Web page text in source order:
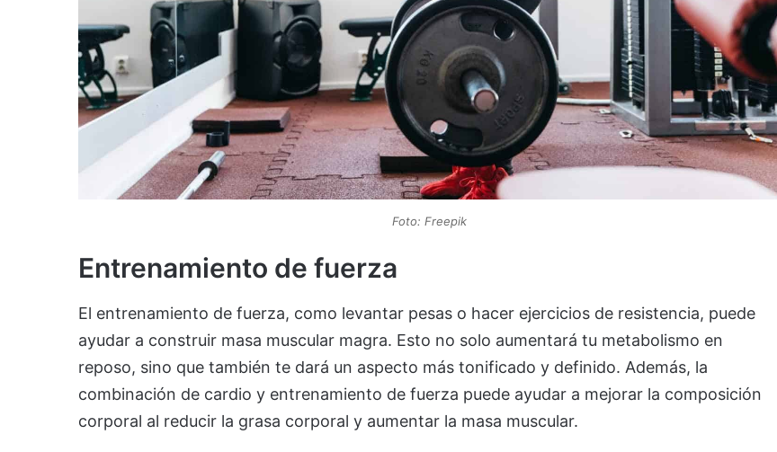
Foto: Freepik
Entrenamiento de fuerza
El entrenamiento de fuerza, como levantar pesas o hacer ejercicios de resistencia, puede
ayudar a construir masa muscular magra. Esto no solo aumentará tu metabolismo en
reposo, sino que también te dará un aspecto más tonificado y definido. Además, la
combinación de cardio y entrenamiento de fuerza puede ayudar a mejorar la composición
corporal al reducir la grasa corporal y aumentar la masa muscular.